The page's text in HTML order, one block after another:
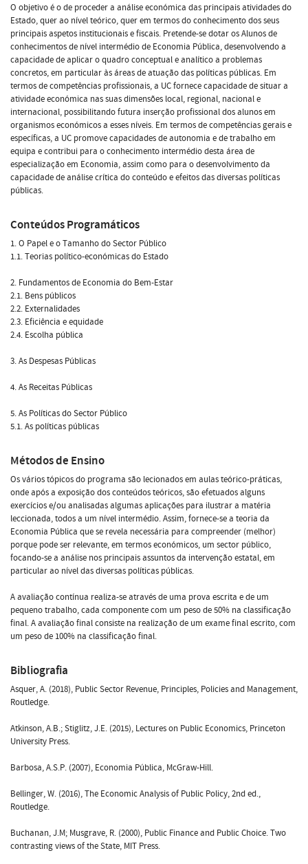
O objetivo é o de proceder a análise económica das principais atividades do
Estado, quer ao nível teórico, quer em termos do conhecimento dos seus
principais aspetos institucionais e fiscais. Pretende-se dotar os Alunos de
conhecimentos de nível intermédio de Economia Pública, desenvolvendo a
capacidade de aplicar o quadro conceptual e analítico a problemas
concretos, em particular às áreas de atuação das políticas públicas. Em
termos de competências profissionais, a UC fornece capacidade de situar a
atividade económica nas suas dimensões local, regional, nacional e
internacional, possibilitando futura inserção profissional dos alunos em
organismos económicos a esses níveis. Em termos de competências gerais e
específicas, a UC promove capacidades de autonomia e de trabalho em
equipa e contribui para o conhecimento intermédio desta área de
especialização em Economia, assim como para o desenvolvimento da
capacidade de análise crítica do conteúdo e efeitos das diversas políticas
públicas.
Conteúdos Programáticos
1. O Papel e o Tamanho do Sector Público
1.1. Teorias político-económicas do Estado
2. Fundamentos de Economia do Bem-Estar
2.1. Bens públicos
2.2. Externalidades
2.3. Eficiência e equidade
2.4. Escolha pública
3. As Despesas Públicas
4. As Receitas Públicas
5. As Políticas do Sector Público
5.1. As políticas públicas
Métodos de Ensino
Os vários tópicos do programa são lecionados em aulas teórico-práticas,
onde após a exposição dos conteúdos teóricos, são efetuados alguns
exercícios e/ou analisadas algumas aplicações para ilustrar a matéria
leccionada, todos a um nível intermédio. Assim, fornece-se a teoria da
Economia Pública que se revela necessária para compreender (melhor)
porque pode ser relevante, em termos económicos, um sector público,
focando-se a análise nos principais assuntos da intervenção estatal, em
particular ao nível das diversas políticas públicas.
A avaliação contínua realiza-se através de uma prova escrita e de um
pequeno trabalho, cada componente com um peso de 50% na classificação
final. A avaliação final consiste na realização de um exame final escrito, com
um peso de 100% na classificação final.
Bibliografia
Asquer, A. (2018), Public Sector Revenue, Principles, Policies and Management,
Routledge.
Atkinson, A.B.; Stiglitz, J.E. (2015), Lectures on Public Economics, Princeton
University Press.
Barbosa, A.S.P. (2007), Economia Pública, McGraw-Hill.
Bellinger, W. (2016), The Economic Analysis of Public Policy, 2nd ed.,
Routledge.
Buchanan, J.M; Musgrave, R. (2000), Public Finance and Public Choice. Two
contrasting views of the State, MIT Press.